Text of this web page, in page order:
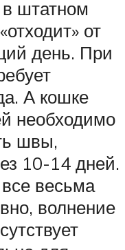
штатном
от
день. При
А кошке
необходимо
швы,
10-14 дней.
весьма
волнение